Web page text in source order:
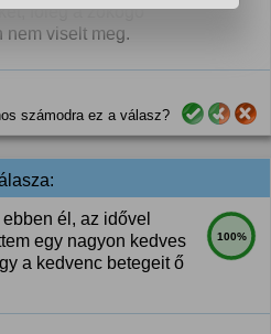
főleg a zokogó
nem viselt meg.
számodra ez a válasz?
100%
él, az idővel
egy nagyon kedves
a kedvenc betegeit ő